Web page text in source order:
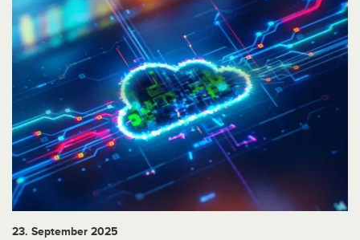
23. September 2025